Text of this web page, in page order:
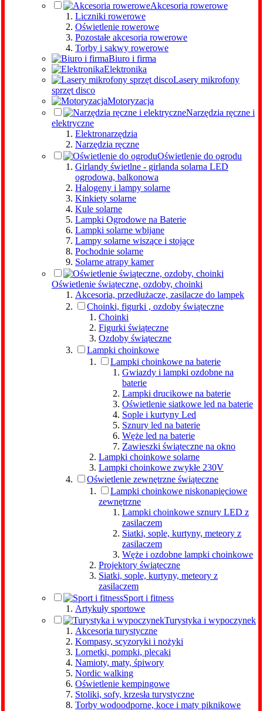
Akcesoria rowerowe
Liczniki rowerowe
Oświetlenie rowerowe
Pozostałe akcesoria rowerowe
Torby i sakwy rowerowe
Biuro i firma
Elektronika
Lasery mikrofony
sprzęt disco
Motoryzacja
Narzędzia ręczne i
elektryczne
Elektronarzędzia
Narzędzia ręczne
Oświetlenie do ogrodu
Girlandy świetlne - girlanda solarna LED
ogrodowa, balkonowa
Halogeny i lampy solarne
Kinkiety solarne
Kule solarne
Lampki Ogrodowe na Baterie
Lampki solarne wbijane
Lampy solarne wiszące i stojące
Pochodnie solarne
Solarne atrapy kamer
Oświetlenie świąteczne, ozdoby, choinki
Akcesoria, przedłużacze, zasilacze do lampek
Choinki, figurki , ozdoby świąteczne
Choinki
Figurki świąteczne
Ozdoby świąteczne
Lampki choinkowe
Lampki choinkowe na baterie
Gwiazdy i lampki ozdobne na
baterie
Lampki drucikowe na baterie
Oświetlenie siatkowe led na baterie
Sople i kurtyny Led
Sznury led na baterie
Węże led na baterie
Zawieszki świąteczne na okno
Lampki choinkowe solarne
Lampki choinkowe zwykłe 230V
Oświetlenie zewnętrzne świąteczne
Lampki choinkowe niskonapięciowe
zewnętrzne
Lampki choinkowe sznury LED z
zasilaczem
Siatki, sople, kurtyny, meteory z
zasilaczem
Węże i ozdobne lampki choinkowe
Projektory świąteczne
Siatki, sople, kurtyny, meteory z
zasilaczem
Sport i fitness
Artykuły sportowe
Turystyka i wypoczynek
Akcesoria turystyczne
Kompasy, scyzoryki i nożyki
Lornetki, pompki, plecaki
Namioty, maty, śpiwory
Nordic walking
Oświetlenie kempingowe
Stoliki, sofy, krzesła turystyczne
Torby wodoodporne, koce i maty piknikowe